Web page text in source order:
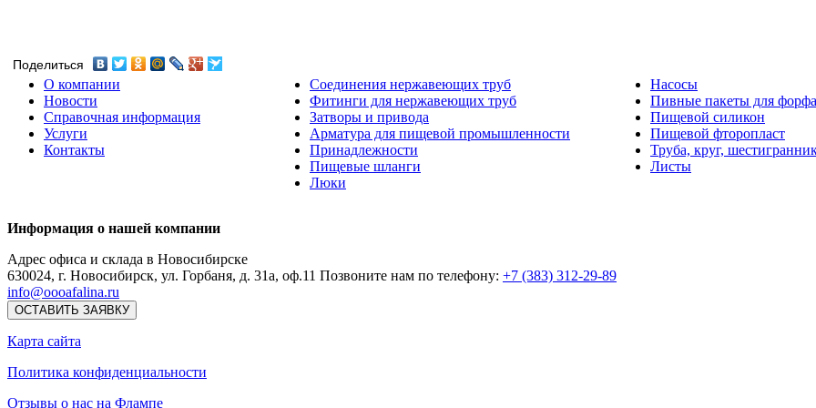
Поделиться
О компании
Новости
Справочная информация
Услуги
Контакты
Соединения нержавеющих труб
Фитинги для нержавеющих труб
Затворы и привода
Арматура для пищевой промышленности
Принадлежности
Пищевые шланги
Люки
Насосы
Пивные пакеты для
Пищевой силикон
Пищевой фторопласт
Труба, круг,
Листы
Информация о нашей компании
Адрес офиса и склада в Новосибирске
630024, г. Новосибирск, ул. Горбаня, д. 31а, оф.11 Позвоните нам по телефону: +7 (383) 312-29-89
info@oooafalina.ru
ОСТАВИТЬ ЗАЯВКУ
Карта сайта
Политика конфиденциальности
Отзывы о нас на Флампе